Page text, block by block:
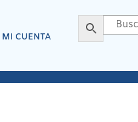
MI CUENTA